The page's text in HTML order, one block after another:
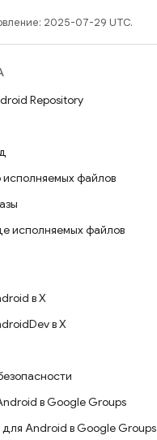
2025-07-29 UTC.
Repository
файлов
исполняемых файлов
в X
в X
в Google Groups
Android в Google Groups